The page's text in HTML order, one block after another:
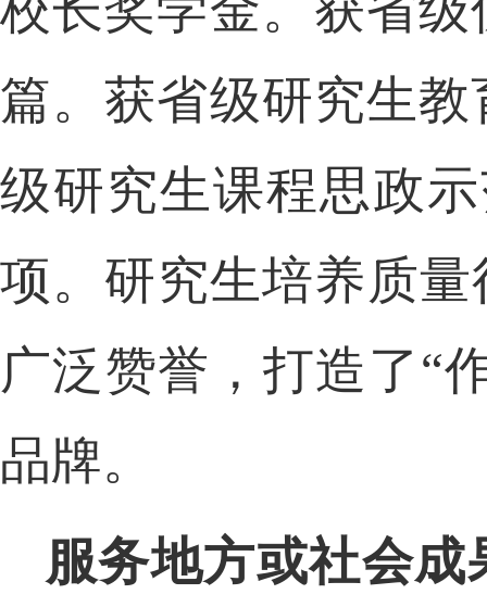
篇。获省级研究生
级研究生课程思政
项。研究生培养质
广泛赞誉，打造了“
品牌。
服务地方或社会